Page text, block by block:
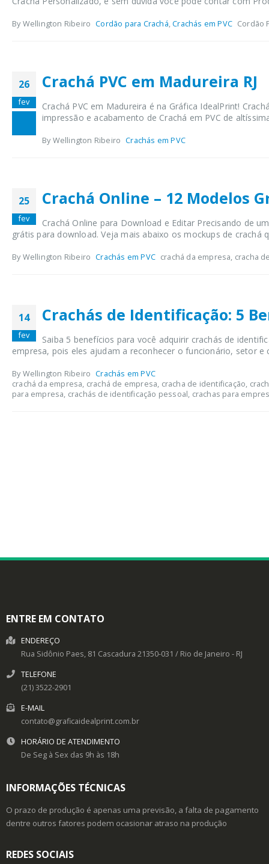
By Wellington Ribeiro Cordão para Crachá,Crachás em PVC Cordão
26
fev
Crachá PVC em Madureira RJ
Crachá PVC em Madureira é na Gráfica IdealPrint!
impressão e acabamento de Crachá em PVC de
By Wellington Ribeiro Crachás em PVC
25
fev
Crachá Online – 12 Modelos
Crachá Online para Download e Editar Precisando de
grátis para download. Veja mais abaixo os mockups de crachá
By Wellington Ribeiro Crachás em PVC crachá da empresa, cracha
14
fev
Crachás de Identificação: 5
Saiba 5 benefícios para você adquirir crachás de
empresa, pois eles ajudam a reconhecer o funcionário, setor e
By Wellington Ribeiro Crachás em PVC
crachá da empresa, crachá de empresa, cracha de identificação,
para empresa, crachás de identificação pessoal, crachas para
ENTRE EM CONTATO
ENDEREÇO
Rua Sidônio Paes, 81 Cascadura 21350-031 / Rio de Janeiro - RJ
TELEFONE
(21) 3522-2901
E-MAIL
contato@graficaidealprint.com.br
HORÁRIO DE ATENDIMENTO
De Seg à Sex das 9h às 18h
INFORMAÇÕES TÉCNICAS
O prazo de produção é apenas uma previsão, a falta de pagamento
dentre outros fatores podem ocasionar atraso na produção
REDES SOCIAIS